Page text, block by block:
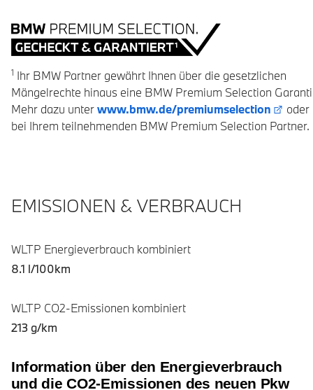
1 Ihr BMW Partner gewährt Ihnen über die gesetzlichen
Mängelrechte hinaus eine BMW Premium Selection
Mehr dazu unterwww.bmw.de/premiumselection
oder
bei Ihrem teilnehmenden BMW Premium Selection Partner.
EMISSIONEN & VERBRAUCH
WLTP Energieverbrauch kombiniert
8.1 l/100km
WLTP CO2-Emissionen kombiniert
213 g/km